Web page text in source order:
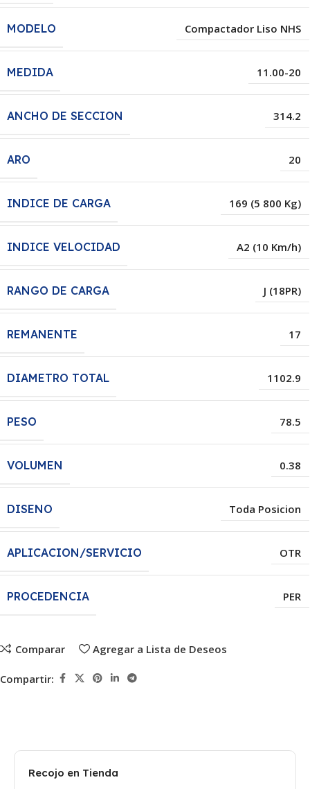
MODELO Compactador Liso NHS
MEDIDA 11.00-20
ANCHO DE SECCION 314.2
ARO 20
INDICE DE CARGA 169 (5 800 Kg)
INDICE VELOCIDAD A2 (10 Km/h)
RANGO DE CARGA J (18PR)
REMANENTE 17
DIAMETRO TOTAL 1102.9
PESO 78.5
VOLUMEN 0.38
DISENO Toda Posicion
APLICACION/SERVICIO OTR
PROCEDENCIA PER
Comparar Agregar a Lista de Deseos
Compartir:
Recojo en Tienda